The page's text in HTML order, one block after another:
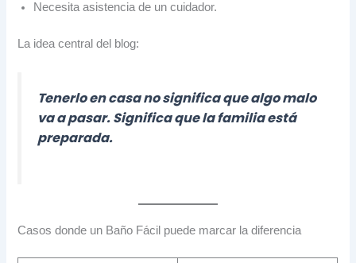
Necesita asistencia de un cuidador.
La idea central del blog:
Tenerlo en casa no significa que algo malo
va a pasar. Significa que la familia está
preparada.
Casos donde un Baño Fácil puede marcar la diferencia